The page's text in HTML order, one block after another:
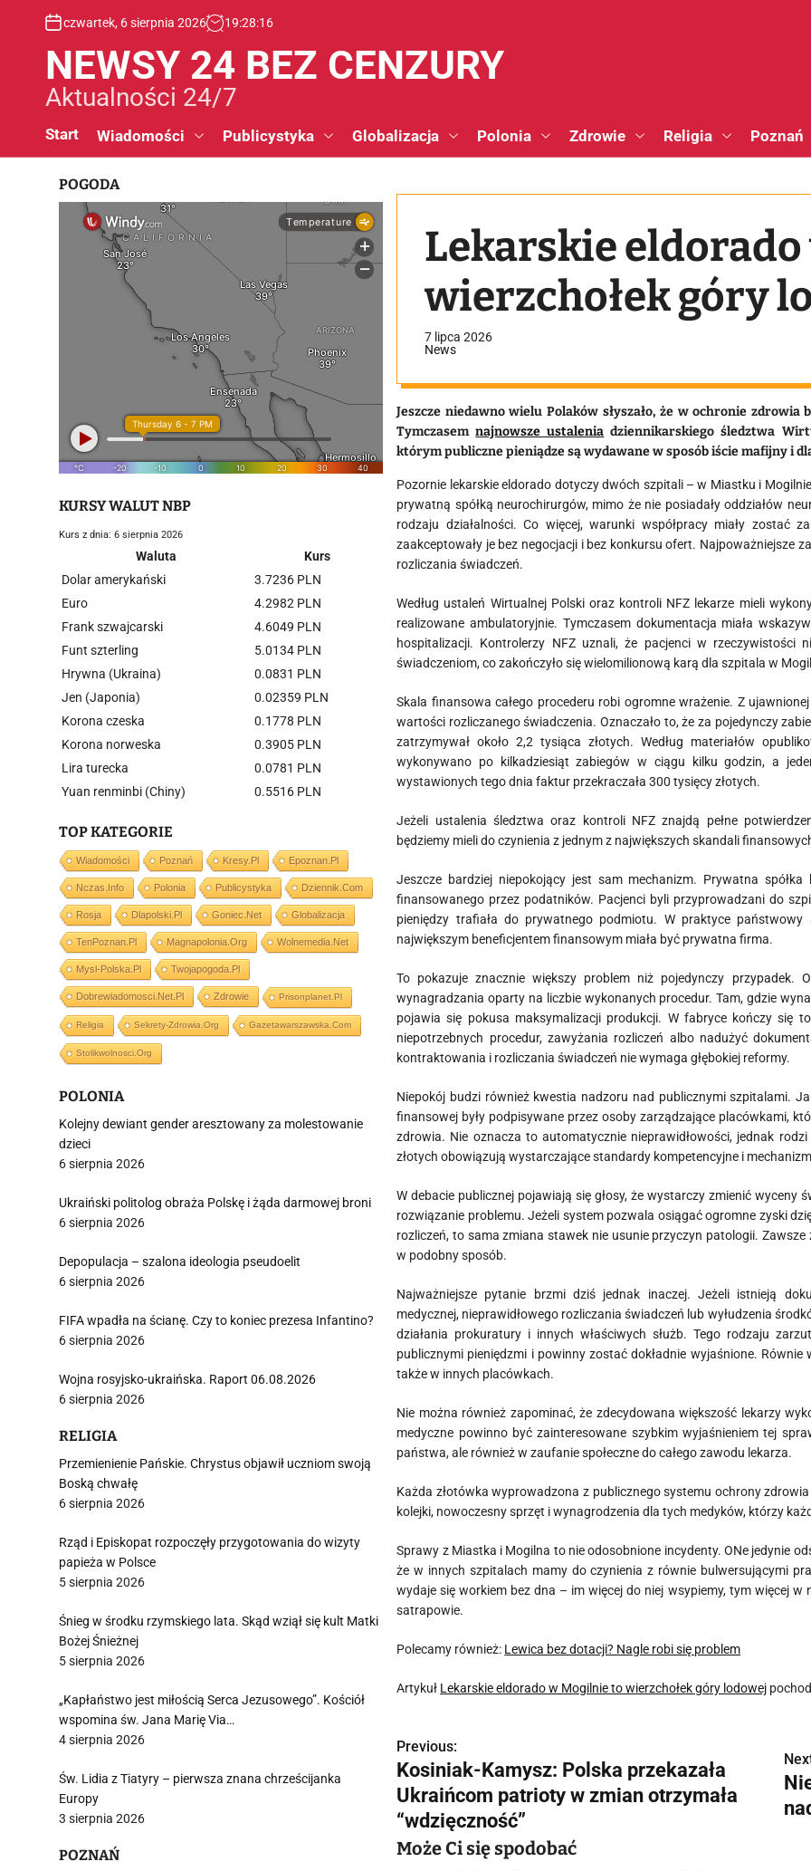
czwartek, 6 sierpnia 2026 19:28:16
NEWSY 24 BEZ CENZURY
Aktualności 24/7
Start Wiadomości Publicystyka Globalizacja Polonia Zdrowie Religia Poznań
Lekarskie
wierzchołek góry
7 lipca 2026
News
Jeszcze niedawno wielu Polaków słyszało, że w ochronie
Tymczasemnajnowsze ustalenia dziennikarskiego śledztwa
którym publiczne pieniądze są wydawane w sposób iście mafijny i
Pozornie lekarskie eldorado dotyczy dwóch szpitali – w Miastku i
prywatną spółką neurochirurgów, mimo że nie posiadały oddziałów
rodzaju działalności. Co więcej, warunki współpracy miały zostać
zaakceptowały je bez negocjacji i bez konkursu ofert. Najpoważniejsze
rozliczania świadczeń.
Według ustaleń Wirtualnej Polski oraz kontroli NFZ lekarze mieli
realizowane ambulatoryjnie. Tymczasem dokumentacja miała
hospitalizacji. Kontrolerzy NFZ uznali, że pacjenci w
świadczeniom, co zakończyło się wielomilionową karą dla szpitala w
Skala finansowa całego procederu robi ogromne wrażenie. Z
wartości rozliczanego świadczenia. Oznaczało to, że za pojedynczy
zatrzymywał około 2,2 tysiąca złotych. Według materiałów
wykonywano po kilkadziesiąt zabiegów w ciągu kilku godzin, a
wystawionych tego dnia faktur przekraczała 300 tysięcy złotych.
Jeżeli ustalenia śledztwa oraz kontroli NFZ znajdą pełne
będziemy mieli do czynienia z jednym z największych skandali
Jeszcze bardziej niepokojący jest sam mechanizm. Prywatna
finansowanego przez podatników. Pacjenci byli przyprowadzani do
pieniędzy trafiała do prywatnego podmiotu. W praktyce
największym beneficjentem finansowym miała być prywatna firma.
To pokazuje znacznie większy problem niż pojedynczy
wynagradzania oparty na liczbie wykonanych procedur. Tam, gdzie
pojawia się pokusa maksymalizacji produkcji. W fabryce kończy się
niepotrzebnych procedur, zawyżania rozliczeń albo nadużyć
kontraktowania i rozliczania świadczeń nie wymaga głębokiej reformy.
Niepokój budzi również kwestia nadzoru nad publicznymi szpitalami.
finansowej były podpisywane przez osoby zarządzające placówkami,
zdrowia. Nie oznacza to automatycznie nieprawidłowości, jednak
złotych obowiązują wystarczające standardy kompetencyjne i
W debacie publicznej pojawiają się głosy, że wystarczy zmienić
rozwiązanie problemu. Jeżeli system pozwala osiągać ogromne zyski
rozliczeń, to sama zmiana stawek nie usunie przyczyn patologii.
w podobny sposób.
Najważniejsze pytanie brzmi dziś jednak inaczej. Jeżeli istnieją
medycznej, nieprawidłowego rozliczania świadczeń lub wyłudzenia
działania prokuratury i innych właściwych służb. Tego rodzaju
publicznymi pieniędzmi i powinny zostać dokładnie wyjaśnione.
także w innych placówkach.
Nie można również zapominać, że zdecydowana większość lekarzy
medyczne powinno być zainteresowane szybkim wyjaśnieniem tej
państwa, ale również w zaufanie społeczne do całego zawodu lekarza.
Każda złotówka wyprowadzona z publicznego systemu ochrony
kolejki, nowoczesny sprzęt i wynagrodzenia dla tych medyków, którzy
Sprawy z Miastka i Mogilna to nie odosobnione incydenty. ONe jedynie
że w innych szpitalach mamy do czynienia z równie bulwersującymi
wydaje się workiem bez dna – im więcej do niej wsypiemy, tym więcej
satrapowie.
Polecamy również: Lewica bez dotacji? Nagle robi się problem
Artykuł Lekarskie eldorado w Mogilnie to wierzchołek góry lodowej
N
a
w
i
Previous:
Kosiniak-Kamysz: Polska przekazała
Ukraińcom patrioty w zmian otrzymała
“wdzięczność”
Może Ci się spodobać
POGODA
KURSY WALUT NBP
Kurs z dnia: 6 sierpnia 2026
Waluta
Kurs
Dolar amerykański
3.7236 PLN
Euro
4.2982 PLN
Frank szwajcarski
4.6049 PLN
Funt szterling
5.0134 PLN
Hrywna (Ukraina)
0.0831 PLN
Jen (Japonia)
0.02359 PLN
Korona czeska
0.1778 PLN
Korona norweska
0.3905 PLN
Lira turecka
0.0781 PLN
Yuan renminbi (Chiny)
0.5516 PLN
TOP KATEGORIE
Wiadomości Poznań Kresy.pl Epoznan.pl
Nczas.info Polonia Publicystyka Dziennik.com
Rosja Dlapolski.pl Goniec.net Globalizacja
TenPoznan.pl Magnapolonia.org Wolnemedia.net
Mysl-Polska.pl Twojapogoda.pl
Dobrewiadomosci.net.pl Zdrowie Prisonplanet.pl
Religia Sekrety-Zdrowia.org Gazetawarszawska.com
Stolikwolnosci.org
POLONIA
Kolejny dewiant gender aresztowany za molestowanie
dzieci
6 sierpnia 2026
Ukraiński politolog obraża Polskę i żąda darmowej broni
6 sierpnia 2026
Depopulacja – szalona ideologia pseudoelit
6 sierpnia 2026
FIFA wpadła na ścianę. Czy to koniec prezesa Infantino?
6 sierpnia 2026
Wojna rosyjsko-ukraińska. Raport 06.08.2026
6 sierpnia 2026
RELIGIA
Przemienienie Pańskie. Chrystus objawił uczniom swoją
Boską chwałę
6 sierpnia 2026
Rząd i Episkopat rozpoczęły przygotowania do wizyty
papieża w Polsce
5 sierpnia 2026
Śnieg w środku rzymskiego lata. Skąd wziął się kult Matki
Bożej Śnieżnej
5 sierpnia 2026
„Kapłaństwo jest miłością Serca Jezusowego”. Kościół
wspomina św. Jana Marię Via…
4 sierpnia 2026
Św. Lidia z Tiatyry – pierwsza znana chrześcijanka
Europy
3 sierpnia 2026
POZNAŃ